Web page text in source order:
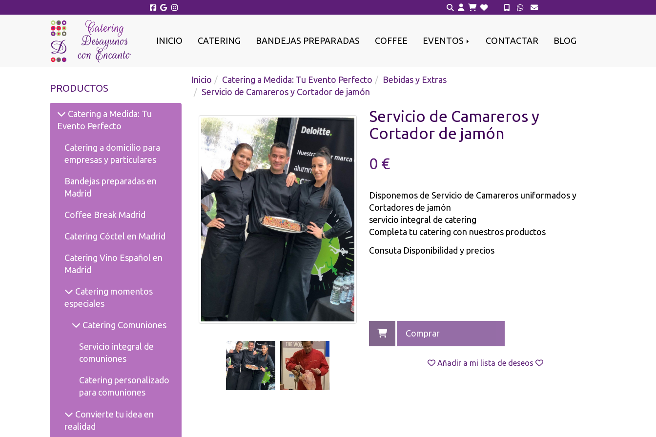
INICIO CATERING BANDEJAS PREPARADAS COFFEE EVENTOS CONTACTAR BLOG
PRODUCTOS
Catering a Medida: Tu
Evento Perfecto
Catering a domicilio para
empresas y particulares
Bandejas preparadas en
Madrid
Coffee Break Madrid
Catering Cóctel en Madrid
Catering Vino Español en
Madrid
Catering momentos
especiales
Catering Comuniones
Servicio integral de
comuniones
Catering personalizado
para comuniones
Convierte tu idea en
realidad
Inicio Catering a Medida: Tu Evento Perfecto
Bebidas y Extras
Servicio de Camareros y Cortador de jamón
Servicio de Camareros y
Cortador de jamón
0 €
Disponemos de Servicio de Camareros uniformados y
Cortadores de jamón
servicio integral de catering
Completa tu catering con nuestros productos
Consuta Disponibilidad y precios
Comprar
Añadir a mi lista de deseos